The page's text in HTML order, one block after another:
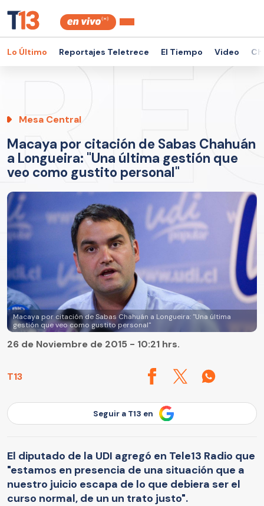
Lo Último Reportajes Teletrece El Tiempo Video
Mesa Central
Macaya por citación de Sabas Chahuán
a Longueira: "Una última gestión que
veo como gustito personal"
Macaya por citación de Sabas Chahuán a Longueira: "Una última
gestión que veo como gustito personal"
T13
26 de Noviembre de 2015 - 10:21 hrs.
Seguir a T13 en
El diputado de la UDI agregó en Tele13 Radio que
"estamos en presencia de una situación que a
nuestro juicio escapa de lo que debiera ser el
curso normal, de un un trato justo".